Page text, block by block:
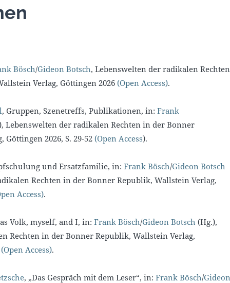
Bösch/Gideon Botsch, Lebenswelten der radikalen Rechten
Verlag, Göttingen 2026 (Open Access).
, Gruppen, Szenetreffs, Publikationen, in: Frank
Lebenswelten der radikalen Rechten in der Bonner
2026, S. 29-52 (Open Access).
und Ersatzfamilie, in: Frank Bösch/Gideon Botsch
Rechten in der Bonner Republik, Wallstein Verlag,
Access).
Volk, myself, and I, in: Frank Bösch/Gideon Botsch (Hg.),
Rechten in der Bonner Republik, Wallstein Verlag,
(Open Access).
, „Das Gespräch mit dem Leser“, in: Frank Bösch/Gideon